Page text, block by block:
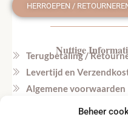
Beheer
HERROEPEN /
Nuttige
Terugbetaling /
Levertijd en
Algemene voorwaarden